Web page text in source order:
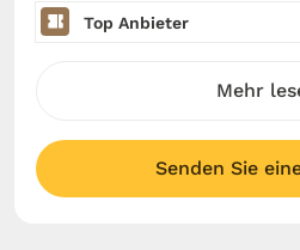
Top Anbieter
Mehr
Senden Sie